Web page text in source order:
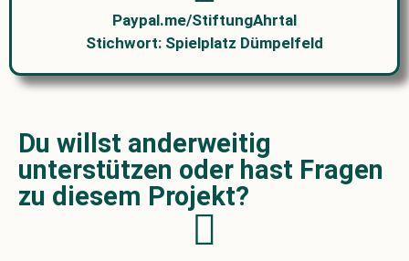
Paypal.me/StiftungAhrtal
Stichwort: Spielplatz Dümpelfeld
Du willst anderweitig
unterstützen oder hast Fragen
zu diesem Projekt?​